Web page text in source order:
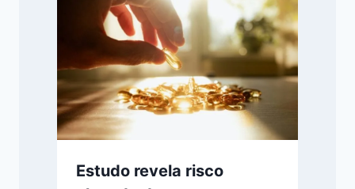
Estudo revela risco